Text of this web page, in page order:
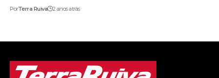
PorTerra Ruiva 2 anos atrás